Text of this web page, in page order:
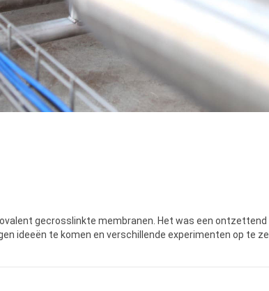
gecrosslinkte membranen. Het was een ontzettend
ideeën te komen en verschillende experimenten op te